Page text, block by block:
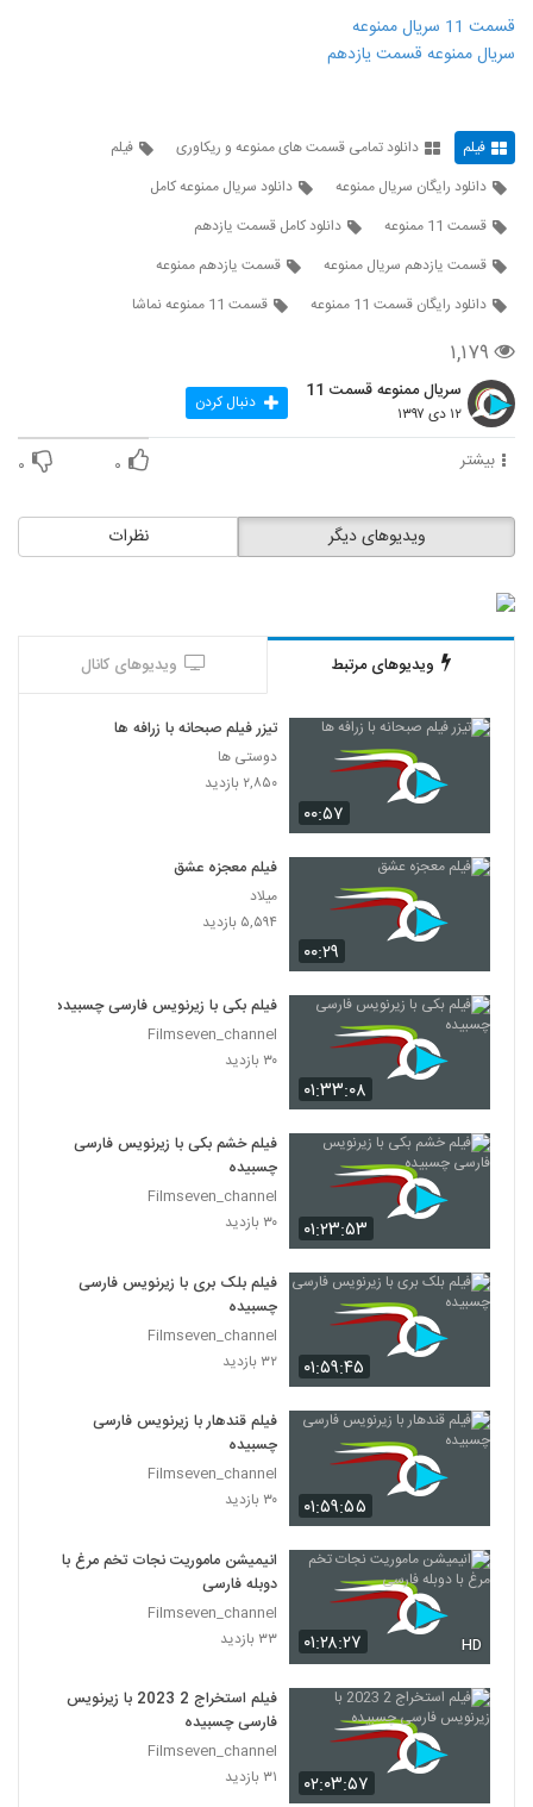
قسمت 11 سریال ممنوعه
سریال ممنوعه قسمت یازدهم
فیلم دانلود تمامی قسمت های ممنوعه و ریکاوری
فیلم
دانلود رایگان سریال ممنوعه
دانلود سریال ممنوعه کامل
قسمت 11 ممنوعه
دانلود کامل قسمت یازدهم
قسمت یازدهم سریال ممنوعه
قسمت یازدهم ممنوعه
دانلود رایگان قسمت 11 ممنوعه
قسمت 11 ممنوعه نماشا
۱,۱۷۹
سریال ممنوعه قسمت 11
۱۲ دی ۱۳۹۷ دنبال کردن
بیشتر ۰ ۰
نظرات ویدیوهای دیگر
ویدیوهای مرتبط ویدیوهای کانال
۰۰:۵۷
تیزر فیلم صبحانه با زرافه ها
دوستی ها
۲,۸۵۰ بازدید
۰۰:۲۹
فیلم معجزه عشق
میلاد
۵,۵۹۴ بازدید
۰۱:۳۳:۰۸
فیلم بکی با زیرنویس فارسی چسبیده
Filmseven_channel
۳۰ بازدید
۰۱:۲۳:۵۳
فیلم خشم بکی با زیرنویس فارسی
چسبیده
Filmseven_channel
۳۰ بازدید
۰۱:۵۹:۴۵
فیلم بلک بری با زیرنویس فارسی
چسبیده
Filmseven_channel
۳۲ بازدید
۰۱:۵۹:۵۵
فیلم قندهار با زیرنویس فارسی
چسبیده
Filmseven_channel
۳۰ بازدید
۰۱:۲۸:۲۷ HD
انیمیشن ماموریت نجات تخم مرغ با
دوبله فارسی
Filmseven_channel
۳۳ بازدید
۰۲:۰۳:۵۷
فیلم استخراج 2 2023 با زیرنویس
فارسی چسبیده
Filmseven_channel
۳۱ بازدید